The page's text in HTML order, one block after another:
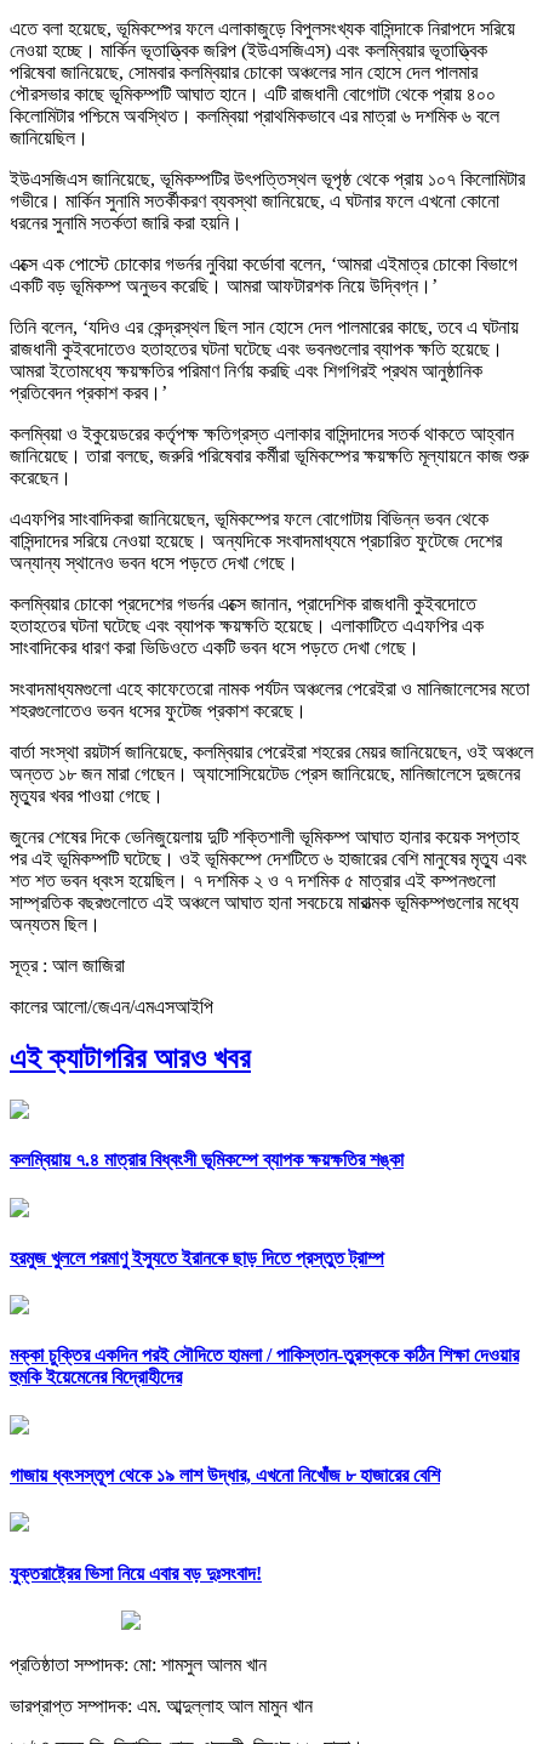
এতে বলা হয়েছে, ভূমিকম্পের ফলে এলাকাজুড়ে বিপুলসংখ্যক বাসিন্দাকে নিরাপদে সরিয়ে
নেওয়া হচ্ছে। মার্কিন ভূতাত্ত্বিক জরিপ (ইউএসজিএস) এবং কলম্বিয়ার ভূতাত্ত্বিক
পরিষেবা জানিয়েছে, সোমবার কলম্বিয়ার চোকো অঞ্চলের সান হোসে দেল পালমার
পৌরসভার কাছে ভূমিকম্পটি আঘাত হানে। এটি রাজধানী বোগোটা থেকে প্রায় ৪০০
কিলোমিটার পশ্চিমে অবস্থিত। কলম্বিয়া প্রাথমিকভাবে এর মাত্রা ৬ দশমিক ৬ বলে
জানিয়েছিল।
ইউএসজিএস জানিয়েছে, ভূমিকম্পটির উৎপত্তিস্থল ভূপৃষ্ঠ থেকে প্রায় ১০৭ কিলোমিটার
গভীরে। মার্কিন সুনামি সতর্কীকরণ ব্যবস্থা জানিয়েছে, এ ঘটনার ফলে এখনো কোনো
ধরনের সুনামি সতর্কতা জারি করা হয়নি।
এক্সে এক পোস্টে চোকোর গভর্নর নুবিয়া কর্ডোবা বলেন, ‘আমরা এইমাত্র চোকো বিভাগে
একটি বড় ভূমিকম্প অনুভব করেছি। আমরা আফটারশক নিয়ে উদ্বিগ্ন।’
তিনি বলেন, ‘যদিও এর কেন্দ্রস্থল ছিল সান হোসে দেল পালমারের কাছে, তবে এ ঘটনায়
রাজধানী কুইবদোতেও হতাহতের ঘটনা ঘটেছে এবং ভবনগুলোর ব্যাপক ক্ষতি হয়েছে।
আমরা ইতোমধ্যে ক্ষয়ক্ষতির পরিমাণ নির্ণয় করছি এবং শিগগিরই প্রথম আনুষ্ঠানিক
প্রতিবেদন প্রকাশ করব।’
কলম্বিয়া ও ইকুয়েডরের কর্তৃপক্ষ ক্ষতিগ্রস্ত এলাকার বাসিন্দাদের সতর্ক থাকতে আহ্বান
জানিয়েছে। তারা বলছে, জরুরি পরিষেবার কর্মীরা ভূমিকম্পের ক্ষয়ক্ষতি মূল্যায়নে কাজ শুরু
করেছেন।
এএফপির সাংবাদিকরা জানিয়েছেন, ভূমিকম্পের ফলে বোগোটায় বিভিন্ন ভবন থেকে
বাসিন্দাদের সরিয়ে নেওয়া হয়েছে। অন্যদিকে সংবাদমাধ্যমে প্রচারিত ফুটেজে দেশের
অন্যান্য স্থানেও ভবন ধসে পড়তে দেখা গেছে।
কলম্বিয়ার চোকো প্রদেশের গভর্নর এক্সে জানান, প্রাদেশিক রাজধানী কুইবদোতে
হতাহতের ঘটনা ঘটেছে এবং ব্যাপক ক্ষয়ক্ষতি হয়েছে। এলাকাটিতে এএফপির এক
সাংবাদিকের ধারণ করা ভিডিওতে একটি ভবন ধসে পড়তে দেখা গেছে।
সংবাদমাধ্যমগুলো এহে কাফেতেরো নামক পর্যটন অঞ্চলের পেরেইরা ও মানিজালেসের মতো
শহরগুলোতেও ভবন ধসের ফুটেজ প্রকাশ করেছে।
বার্তা সংস্থা রয়টার্স জানিয়েছে, কলম্বিয়ার পেরেইরা শহরের মেয়র জানিয়েছেন, ওই অঞ্চলে
অন্তত ১৮ জন মারা গেছেন। অ্যাসোসিয়েটেড প্রেস জানিয়েছে, মানিজালেসে দুজনের
মৃত্যুর খবর পাওয়া গেছে।
জুনের শেষের দিকে ভেনিজুয়েলায় দুটি শক্তিশালী ভূমিকম্প আঘাত হানার কয়েক সপ্তাহ
পর এই ভূমিকম্পটি ঘটেছে। ওই ভূমিকম্পে দেশটিতে ৬ হাজারের বেশি মানুষের মৃত্যু এবং
শত শত ভবন ধ্বংস হয়েছিল। ৭ দশমিক ২ ও ৭ দশমিক ৫ মাত্রার এই কম্পনগুলো
সাম্প্রতিক বছরগুলোতে এই অঞ্চলে আঘাত হানা সবচেয়ে মারাত্মক ভূমিকম্পগুলোর মধ্যে
অন্যতম ছিল।
সূত্র : আল জাজিরা
কালের আলো/জেএন/এমএসআইপি
এই ক্যাটাগরির আরও খবর
কলম্বিয়ায় ৭.৪ মাত্রার বিধ্বংসী ভূমিকম্পে ব্যাপক ক্ষয়ক্ষতির শঙ্কা
হরমুজ খুললে পরমাণু ইস্যুতে ইরানকে ছাড় দিতে প্রস্তুত ট্রাম্প
মক্কা চুক্তির একদিন পরই সৌদিতে হামলা /পাকিস্তান-তুরস্ককে কঠিন শিক্ষা দেওয়ার
হুমকি ইয়েমেনের বিদ্রোহীদের
গাজায় ধ্বংসস্তূপ থেকে ১৯ লাশ উদ্ধার, এখনো নিখোঁজ ৮ হাজারের বেশি
যুক্তরাষ্ট্রের ভিসা নিয়ে এবার বড় দুঃসংবাদ!
প্রতিষ্ঠাতা সম্পাদক: মো: শামসুল আলম খান
ভারপ্রাপ্ত সম্পাদক: এম. আব্দুল্লাহ আল মামুন খান